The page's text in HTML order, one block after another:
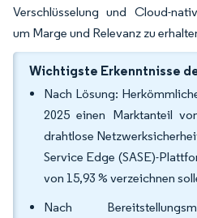
Verschlüsselung und Cloud-
um Marge und Relevanz zu
Wichtigste Erkenntnisse
Nach Lösung:
2025 einen Marktanteil
drahtlose
Service Edge (SASE)-
von 15,93 % verzeichnen
Nach